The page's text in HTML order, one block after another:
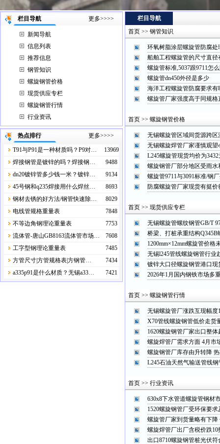
栏目导航 更多>>>>
新闻导航
信息列表
推荐信息
钢管知识
螺旋钢管价格
现货供应专栏
螺旋钢管行情
行业资讯
热点排行 更多>>>>
T91与P91是一种材质吗？P9对…
13969
焊接钢管是镀锌的吗？焊接钢…
9488
dn20镀锌管多少钱一米？镀锌…
9134
45号钢和q235焊接用什么焊丝…
8693
钢材去锈的好方法/钢管快速除…
8029
电线管规格重量表
7848
不等边角钢理论重量表
7753
流体管-唐山GB8163流体管市场…
7608
工字型钢理论重量表
7485
方管尺寸|方管规格表|方钢管…
7434
a335p91是什么材质？无锡a33…
7421
栏目导航
首页 >> 钢管知识
环氧树脂涂层螺旋管防腐处
船舶工程螺旋管的尺寸直径
螺旋管标准,5037跟9711怎
螺旋管dn450外径是多少
海洋工程螺旋管防腐要求有
螺旋管厂家强度高于同规格
首页 >> 螺旋钢管价格
无锡螺旋管区域间货源跨区
无锡螺旋焊管厂家谨慎观
L245螺旋管现货均价为
螺旋钢管厂部分地区受雨
螺旋管9711与3091标准/钢
防腐螺旋管厂家现货有挺
首页 >> 现货供应专栏
无锡螺旋管螺纹钢管GB/T
桥梁、打桩‌承重结构Q345B
1200mm×12mm螺旋管价
无锡l245管线螺旋钢管行业
镀锌大口径螺旋钢管港口现
2026年1月国内钢铁市场多
首页 >> 螺旋钢管行情
无锡螺旋管厂涨跌互现幅度
X70‌管线螺旋钢管低价走货
1620螺旋钢管厂家出口整体
螺旋焊管厂需求方面 4月市
螺旋钢管厂库存由升转降
L245石油天然气输送管线
首页 >> 行业资讯
630x8下水管道螺旋管钢材
1520螺旋钢管厂受环保要
螺旋管厂家到货量略有下降
螺旋焊管厂出厂含税价跌10
出口8710螺旋钢管桩光伏